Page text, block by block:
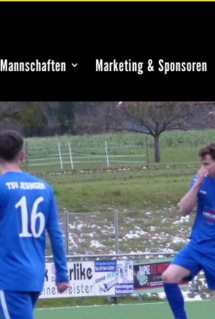
Mannschaften Marketing & Sponsoren